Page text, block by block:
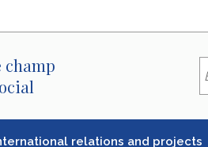
champ
relations and projects